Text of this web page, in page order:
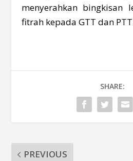
menyerahkan bingkisan
fitrah kepada GTT dan
SHARE:
PREVIOUS